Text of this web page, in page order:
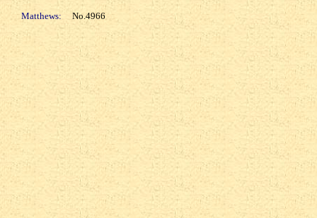
Matthews: No.4966